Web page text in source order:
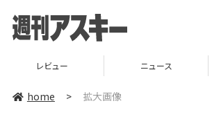
レビュー ニュース
home > 拡大画像